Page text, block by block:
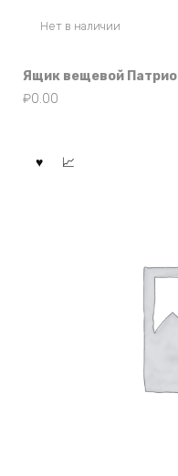
Нет в наличии
Ящик вещевой
₽0.00